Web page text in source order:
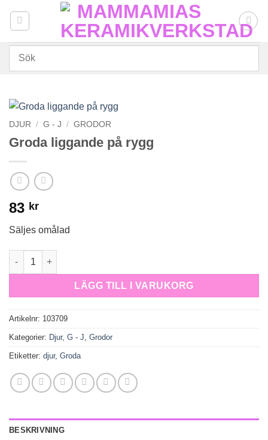
DJUR / G - J / GRODOR
Groda liggande på rygg
83 kr
Säljes omålad
Groda liggande på rygg mängd
LÄGG TILL I VARUKORG
Artikelnr: 103709
Kategorier: Djur, G - J, Grodor
Etiketter: djur, Groda
BESKRIVNING